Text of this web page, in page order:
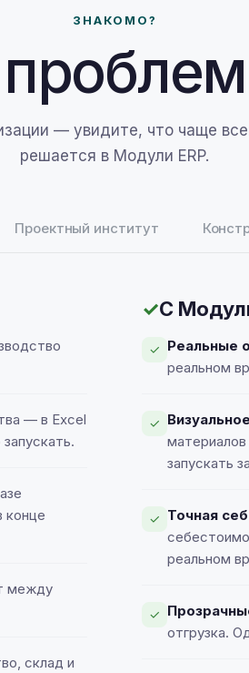
прямо в карточке.
ЗНАКОМО?
— увидите, что чаще
решается в Модули ERP.
Проектный институт
— в Excel
конце
между
склад и
✓С
✓ Реальные
реальном
✓
запускать
✓ Точная
реальном
✓
отгрузка.